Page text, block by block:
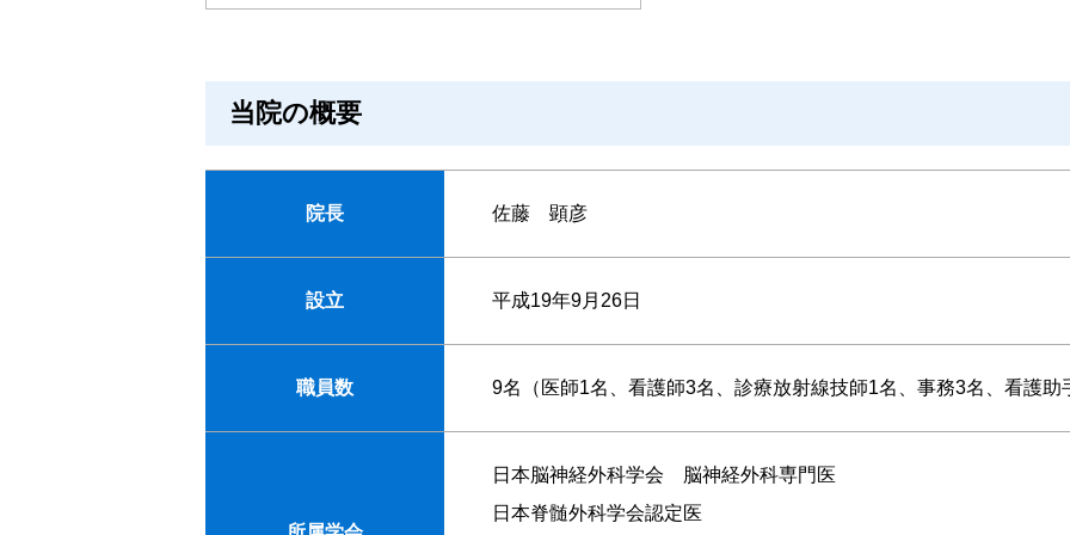
当院の概要
院長 佐藤 顕彦
設立 平成19年9月26日
職員数 9名（医師1名、看護師3名、診療放射線技師1名、事務3名、看護助
日本脳神経外科学会 脳神経外科専門医
日本脊髄外科学会認定医